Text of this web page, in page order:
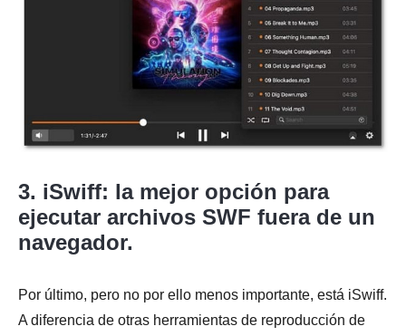
3. iSwiff: la mejor opción para
ejecutar archivos SWF fuera de un
navegador.
Por último, pero no por ello menos importante, está iSwiff.
A diferencia de otras herramientas de reproducción de